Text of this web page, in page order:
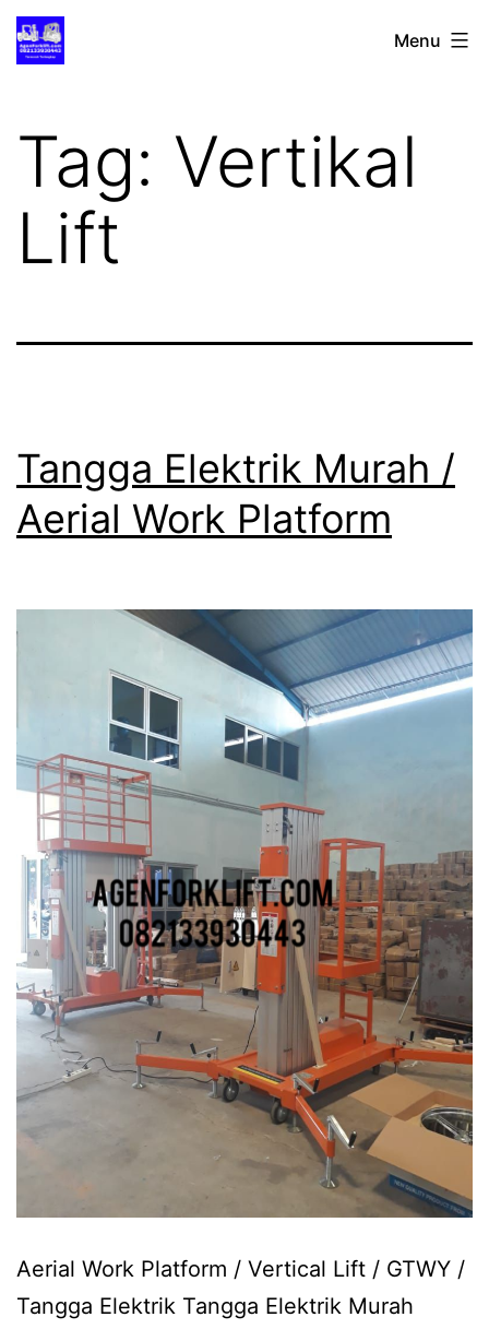
Lewati
keDistributor
Menu
Tag: Vertikal
Lift
Tangga Elektrik Murah /
Aerial Work Platform
Aerial Work Platform / Vertical Lift / GTWY /
Tangga Elektrik Tangga Elektrik Murah